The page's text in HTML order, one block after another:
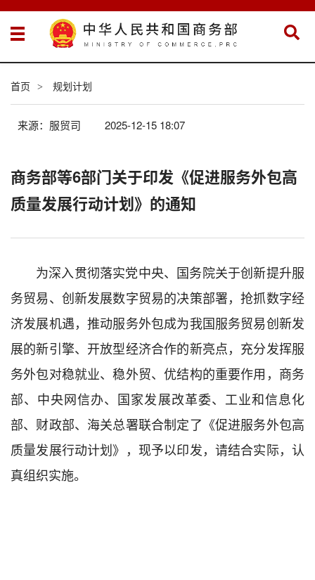
首页 > 规划计划
来源：服贸司 2025-12-15 18:07
商务部等6部门关于印发《促进服务外包高
质量发展行动计划》的通知
为深入贯彻落实党中央、国务院关于创新提升服
务贸易、创新发展数字贸易的决策部署，抢抓数字经
济发展机遇，推动服务外包成为我国服务贸易创新发
展的新引擎、开放型经济合作的新亮点，充分发挥服
务外包对稳就业、稳外贸、优结构的重要作用， 商务
部、中央网信办、国家发展改革委、工业和信息化
部、财政部、海关总署联合制定了 《促进服务外包高
质量发展行动计划》，现予以印发，请结合实际，认
真组织实施。